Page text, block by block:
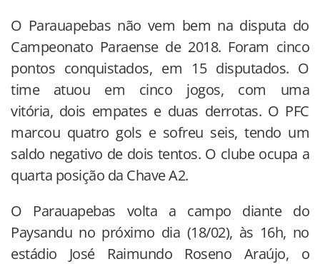
O Parauapebas não vem bem na disputa do
Campeonato Paraense de 2018. Foram cinco
pontos conquistados, em 15 disputados. O
time atuou em cinco jogos, com uma
vitória, dois empates e duas derrotas. O PFC
marcou quatro gols e sofreu seis, tendo um
saldo negativo de dois tentos. O clube ocupa a
quarta posição da Chave A2.
O Parauapebas volta a campo diante do
Paysandu no próximo dia (18/02), às 16h, no
estádio José Raimundo Roseno Araújo, o